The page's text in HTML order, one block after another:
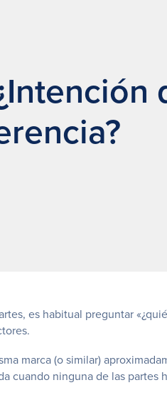
es habitual preguntar
marca (o similar)
cuando ninguna de las